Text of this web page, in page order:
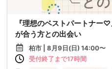
『理想のベストパートナー
が合う方との出会い
柏市 | 8月9日(日) 14:00〜
受付終了まで17時間